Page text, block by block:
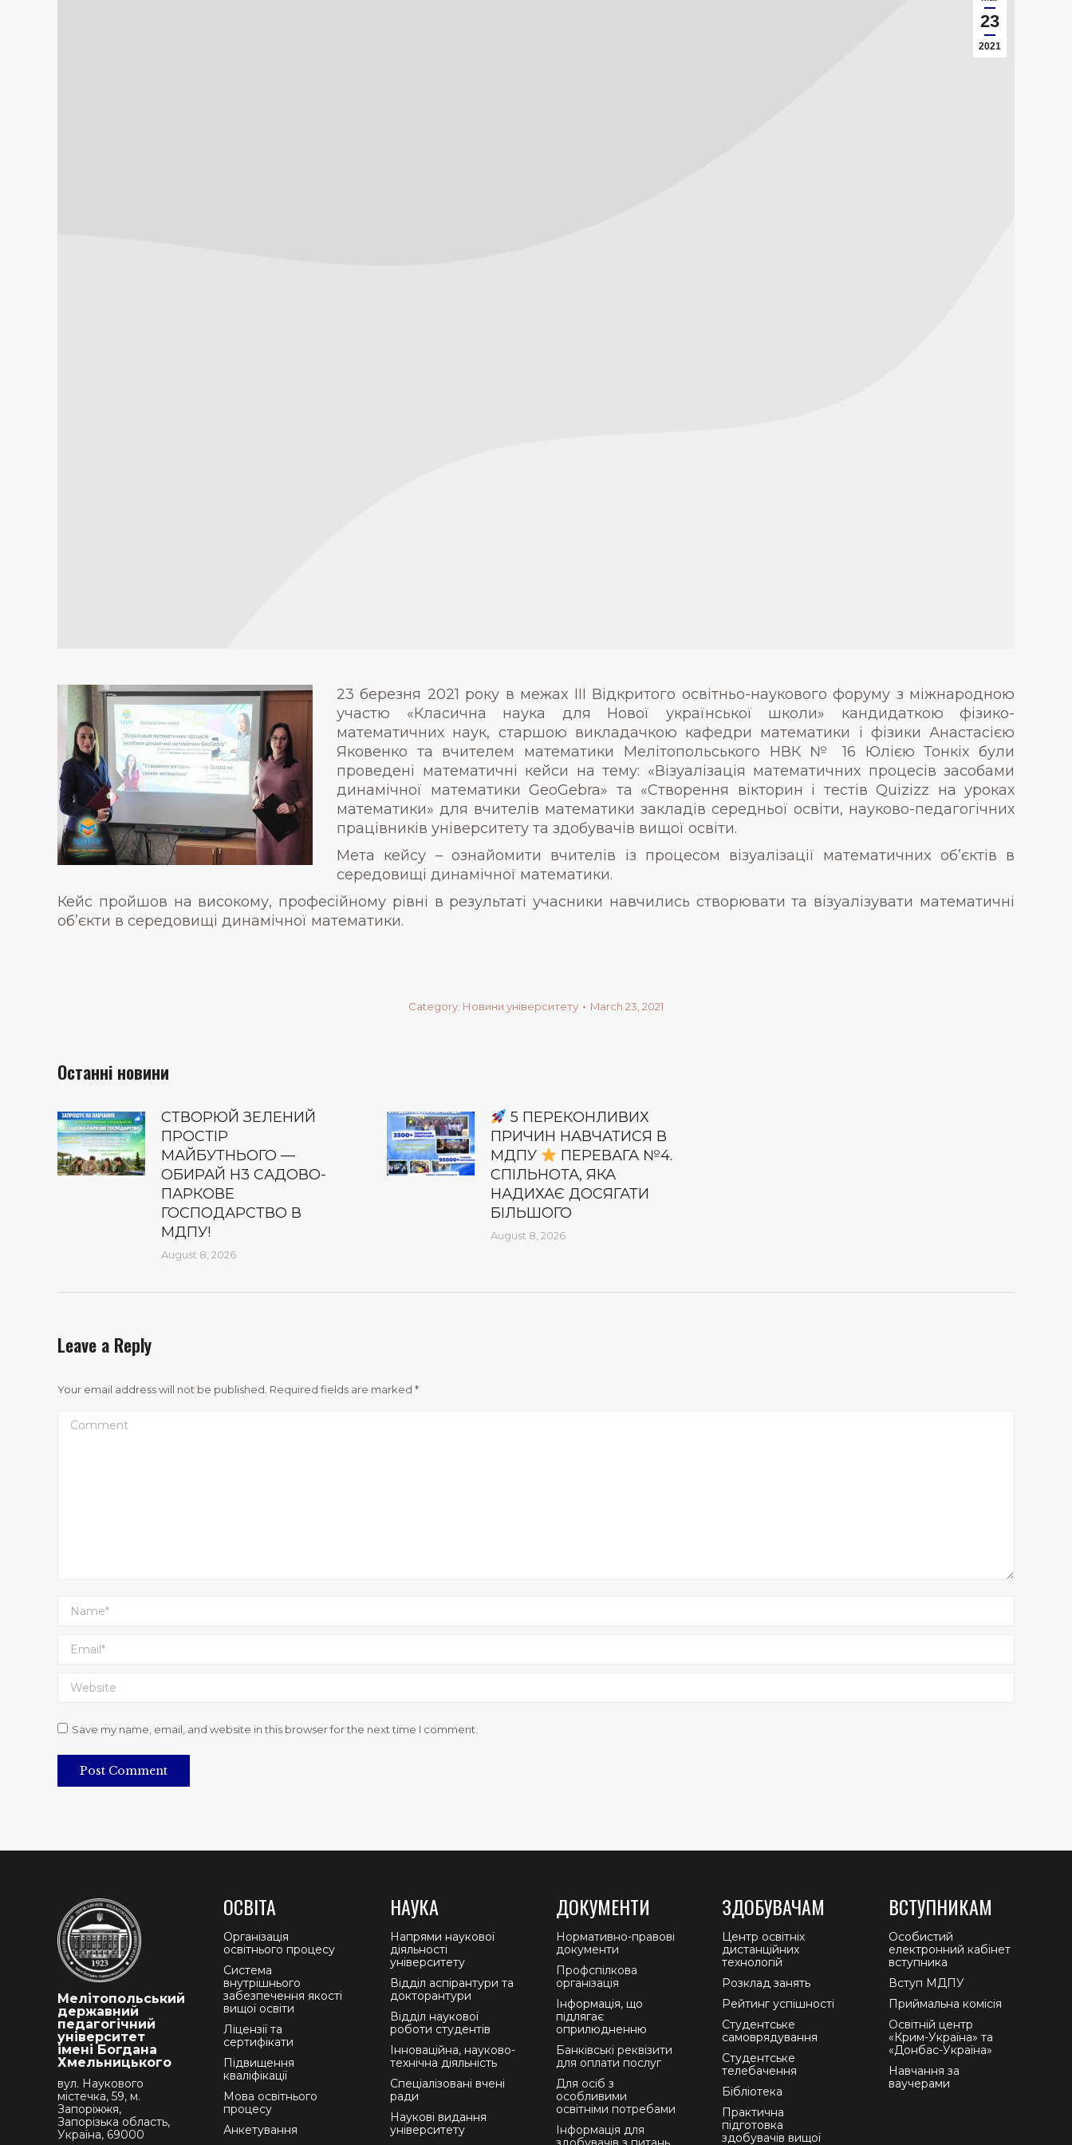
23
2021
23 березня 2021 року в межах ІІІ Відкритого освітньо-наукового форуму з міжнародною
участю «Класична наука для Нової української школи» кандидаткою фізико-
математичних наук, старшою викладачкою кафедри математики і фізики Анастасією
Яковенко та вчителем математики Мелітопольського НВК № 16 Юлією Тонкіх були
проведені математичні кейси на тему: «Візуалізація математичних процесів засобами
динамічної математики GeoGebra» та «Створення вікторин і тестів Quizizz на уроках
математики» для вчителів математики закладів середньої освіти, науково-педагогічних
працівників університету та здобувачів вищої освіти.
Мета кейсу – ознайомити вчителів із процесом візуалізації математичних об’єктів в
середовищі динамічної математики.
Кейс пройшов на високому, професійному рівні в результаті учасники навчились створювати та візуалізувати математичні
об’єкти в середовищі динамічної математики.
Category: Новини університету March 23, 2021
Останні новини
СТВОРЮЙ ЗЕЛЕНИЙ
ПРОСТІР
МАЙБУТНЬОГО —
ОБИРАЙ Н3 САДОВО-
ПАРКОВЕ
ГОСПОДАРСТВО В
МДПУ!
August 8, 2026
5 ПЕРЕКОНЛИВИХ
ПРИЧИН НАВЧАТИСЯ В
МДПУ
ПЕРЕВАГА №4.
СПІЛЬНОТА, ЯКА
НАДИХАЄ ДОСЯГАТИ
БІЛЬШОГО
August 8, 2026
Leave a Reply
Your email address will not be published. Required fields are marked *
Comment
Name *
Email *
Website
Save my name, email, and website in this browser for the next time I comment.
Post Comment
Мелітопольський
державний
педагогічний
університет
імені Богдана
Хмельницького
вул. Наукового
містечка, 59, м.
Запоріжжя,
Запорізька область,
Україна, 69000
ОСВІТА
Організація
освітнього процесу
Система
внутрішнього
забезпечення якості
вищої освіти
Ліцензії та
сертифікати
Підвищення
кваліфікації
Мова освітнього
процесу
Анкетування
НАУКА
Напрями наукової
діяльності
університету
Відділ аспірантури та
докторантури
Відділ наукової
роботи студентів
Інноваційна, науково-
технічна діяльність
Спеціалізовані вчені
ради
Наукові видання
університету
ДОКУМЕНТИ
Нормативно-правові
документи
Профспілкова
організація
Інформація, що
підлягає
оприлюдненню
Банківські реквізити
для оплати послуг
Для осіб з
особливими
освітніми потребами
Інформація для
ЗДОБУВАЧАМ
Центр освітніх
дистанційних
технологій
Розклад занять
Рейтинг успішності
Студентське
самоврядування
Студентське
телебачення
Бібліотека
Практична
підготовка
здобувачів вищої
ВСТУПНИКАМ
Особистий
електронний кабінет
вступника
Вступ МДПУ
Приймальна комісія
Освітній центр
«Крим-Україна» та
«Донбас-Україна»
Навчання за
ваучерами